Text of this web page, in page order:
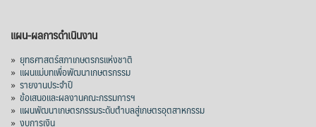
แผน-ผลการดำเนินงาน
» ยุทธศาสตร์สภาเกษตรกรแห่งชาติ
» แผนแม่บทเพื่อพัฒนาเกษตรกรรม
» รายงานประจำปี
» ข้อเสนอและผลงานคณะกรรมการฯ
» แผนพัฒนาเกษตรกรรมระดับตำบลสู่เกษตรอุตสาหกรรม
» งบการเงิน